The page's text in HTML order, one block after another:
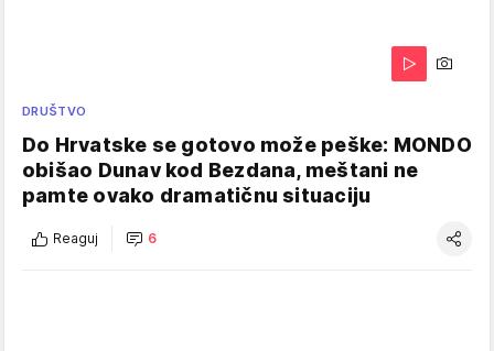
DRUŠTVO
Do Hrvatske se gotovo može peške: MONDO
obišao Dunav kod Bezdana, meštani ne
pamte ovako dramatičnu situaciju
Reaguj 6